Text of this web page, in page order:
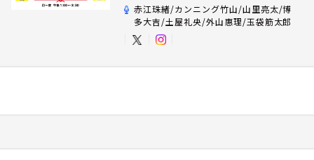
赤江珠緒/カンニング竹山/山里亮太/博
多大吉/土屋礼央/外山惠理/玉袋筋太郎